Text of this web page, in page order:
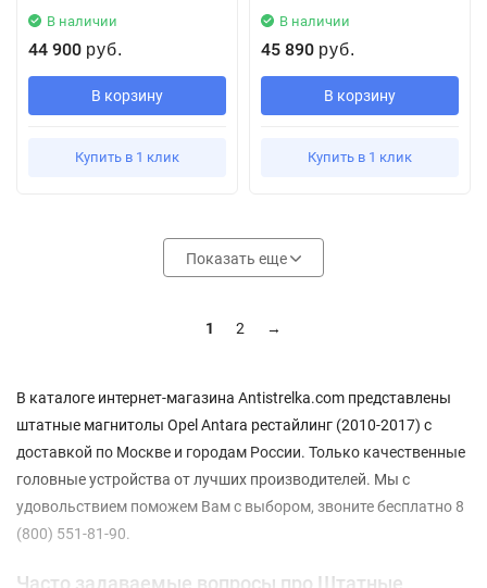
В наличии
44 900 руб.
В корзину
Купить в 1 клик
В наличии
45 890 руб.
В корзину
Купить в 1 клик
Показать еще
1 2 →
В каталоге интернет-магазина Antistrelka.com представлены
штатные магнитолы Opel Antara рестайлинг (2010-2017) с
доставкой по Москве и городам России. Только качественные
головные устройства от лучших производителей. Мы с
удовольствием поможем Вам с выбором, звоните бесплатно 8
(800) 551-81-90.
Часто задаваемые вопросы про Штатные